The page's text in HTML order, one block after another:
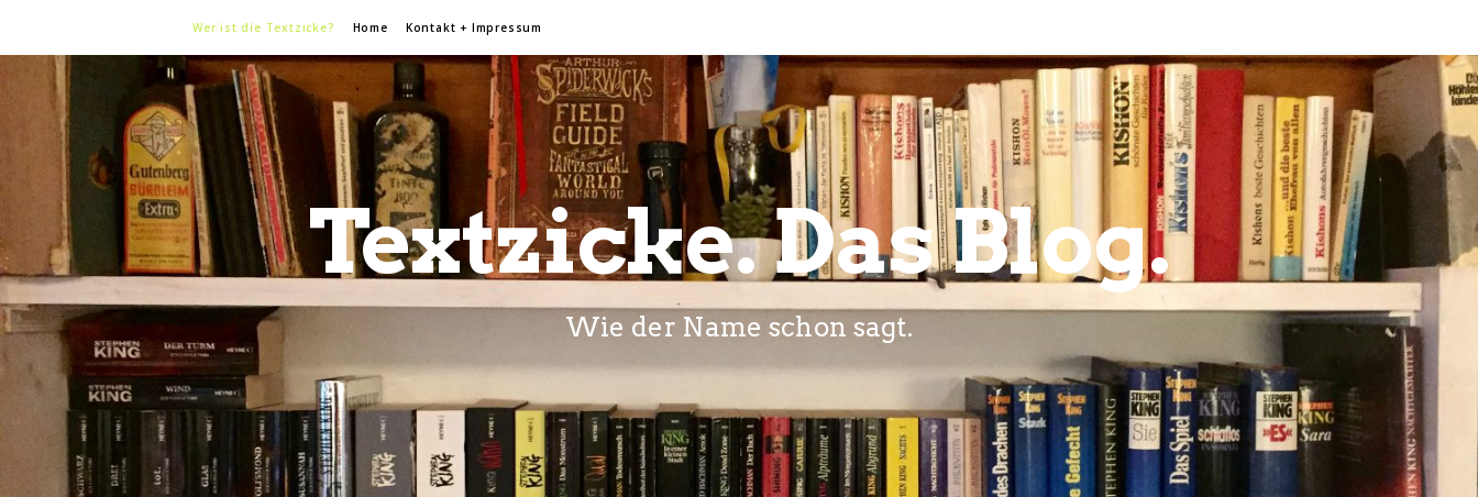
Wer ist die Textzicke? Home Kontakt + Impressum
Textzicke. Das Blog.
Wie der Name schon sagt.